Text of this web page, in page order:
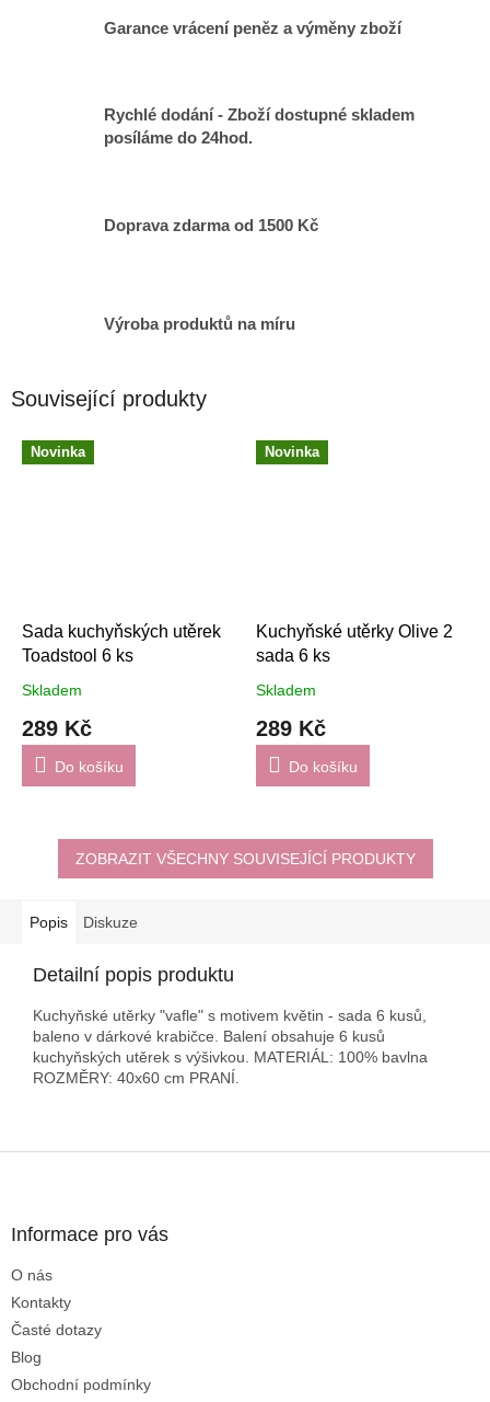
Garance vrácení peněz a výměny zboží
Rychlé dodání - Zboží dostupné skladem
posíláme do 24hod.
Doprava zdarma od 1500 Kč
Výroba produktů na míru
Související produkty
Novinka
Sada kuchyňských utěrek
Toadstool 6 ks
Skladem
289 Kč
Do košíku
Novinka
Kuchyňské utěrky Olive 2
sada 6 ks
Skladem
289 Kč
Do košíku
ZOBRAZIT VŠECHNY SOUVISEJÍCÍ PRODUKTY
Popis Diskuze
Detailní popis produktu
Kuchyňské utěrky "vafle" s motivem květin - sada 6 kusů,
baleno v dárkové krabičce. Balení obsahuje 6 kusů
kuchyňských utěrek s výšivkou. MATERIÁL: 100% bavlna
ROZMĚRY: 40x60 cm PRANÍ.
Informace pro vás
O nás
Kontakty
Časté dotazy
Blog
Obchodní podmínky